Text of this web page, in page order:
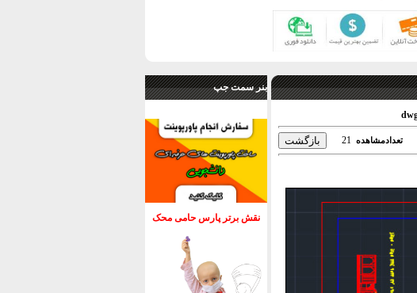
بنر سمت جپ
نقش برتر پارس حامی محک
تعدادمشاهده 21